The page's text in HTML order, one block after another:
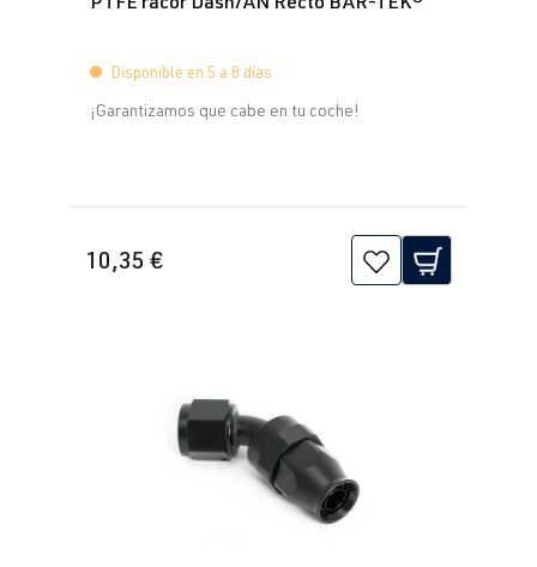
Disponible en 5 a 8 días
¡Garantizamos que cabe en tu coche!
10,35 €